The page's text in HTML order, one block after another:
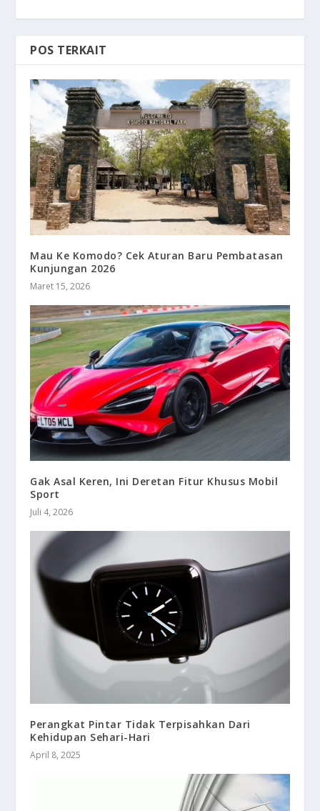
POS TERKAIT
Mau Ke Komodo? Cek Aturan Baru Pembatasan
Kunjungan 2026
Maret 15, 2026
Gak Asal Keren, Ini Deretan Fitur Khusus Mobil
Sport
Juli 4, 2026
Perangkat Pintar Tidak Terpisahkan Dari
Kehidupan Sehari-Hari
April 8, 2025